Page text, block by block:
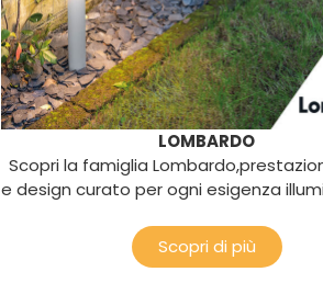
LOMBARDO
Scopri la famiglia
e design curato per ogni esigenza
Scopri di più